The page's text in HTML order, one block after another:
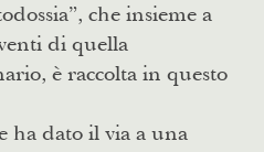
che insieme a
di quella
è raccolta in questo
ha dato il via a una